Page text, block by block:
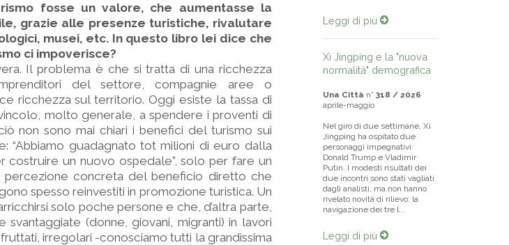
fosse un valore, che aumentasse la
grazie alle presenze turistiche, rivalutare
musei, etc. In questo libro lei dice che
ci impoverisce?
Il problema è che si tratta di una ricchezza
del settore, compagnie aree o
ricchezza sul territorio. Oggi esiste la tassa di
molto generale, a spendere i proventi di
non sono mai chiari i benefici del turismo sui
“Abbiamo guadagnato tot milioni di euro dalla
costruire un nuovo ospedale”, solo per fare un
concreta del beneficio diretto che
spesso reinvestiti in promozione turistica. Un
solo poche persone e che, d’altra parte,
(donne, giovani, migranti) in lavori
irregolari -conosciamo tutti la grandissima
Leggi di più
Xi Jingping e la "nuova
normalità" demografica
Una Città n° 318 / 2026
aprile-maggio
Nel giro di due settimane, Xi
Jingping ha ospitato due
personaggi impegnativi:
Donald Trump e Vladimir
Putin. I modesti risultati dei
due incontri sono stati vagliati
dagli analisti, ma non hanno
rivelato novità di rilievo: la
navigazione dei tre l...
Leggi di più